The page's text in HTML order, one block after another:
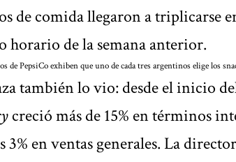
de comida llegaron a triplicarse
horario de la semana anterior.
de PepsiCo exhiben que uno de cada tres argentinos elige los
también lo vio: desde el inicio
creció más de 15% en términos
3% en ventas generales. La